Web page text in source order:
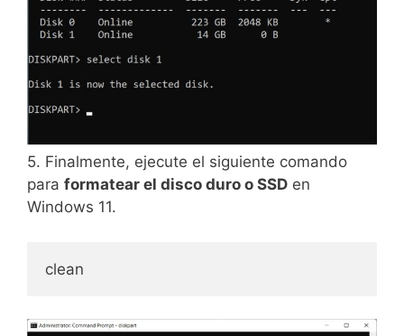
5. Finalmente, ejecute el siguiente comando
para formatear el disco duro o SSD en
Windows 11.
clean